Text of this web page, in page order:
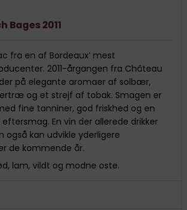
Bages 2011
fra en af Bordeaux’ mest
2011-årgangen fra Château
på elegante aromaer af solbær,
og et strejf af tobak. Smagen er
fine tanniner, god friskhed og en
En vin der allerede drikker
også kan udvikle yderligere
de kommende år.
lam, vildt og modne oste.